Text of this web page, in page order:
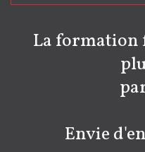
La formation
Envie